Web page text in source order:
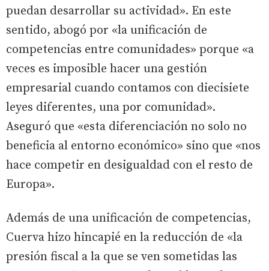
puedan desarrollar su actividad». En este
sentido, abogó por «la unificación de
competencias entre comunidades» porque «a
veces es imposible hacer una gestión
empresarial cuando contamos con diecisiete
leyes diferentes, una por comunidad».
Aseguró que «esta diferenciación no solo no
beneficia al entorno económico» sino que «nos
hace competir en desigualdad con el resto de
Europa».
Además de una unificación de competencias,
Cuerva hizo hincapié en la reducción de «la
presión fiscal a la que se ven sometidas las